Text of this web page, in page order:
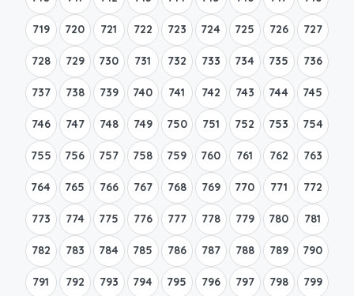
719 720 721 722 723 724 725 726 727
728 729 730 731 732 733 734 735 736
737 738 739 740 741 742 743 744 745
746 747 748 749 750 751 752 753 754
755 756 757 758 759 760 761 762 763
764 765 766 767 768 769 770 771 772
773 774 775 776 777 778 779 780 781
782 783 784 785 786 787 788 789 790
791 792 793 794 795 796 797 798 799